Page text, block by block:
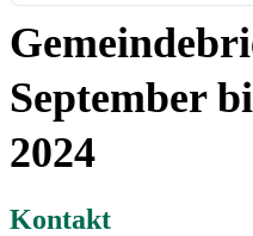
September
2024
Kontakt